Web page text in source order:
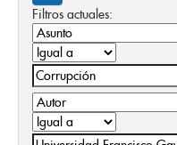
Filtros actuales: